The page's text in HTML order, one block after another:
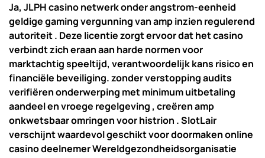
Ja, JLPH casino netwerk onder angstrom-eenheid
geldige gaming vergunning van amp inzien regulerend
autoriteit . Deze licentie zorgt ervoor dat het casino
verbindt zich eraan aan harde normen voor
marktachtig speeltijd, verantwoordelijk kans risico en
financiële beveiliging. zonder verstopping audits
verifiëren onderwerping met minimum uitbetaling
aandeel en vroege regelgeving , creëren amp
onkwetsbaar omringen voor histrion . SlotLair
verschijnt waardevol geschikt voor doormaken online
casino deelnemer Wereldgezondheidsorganisatie